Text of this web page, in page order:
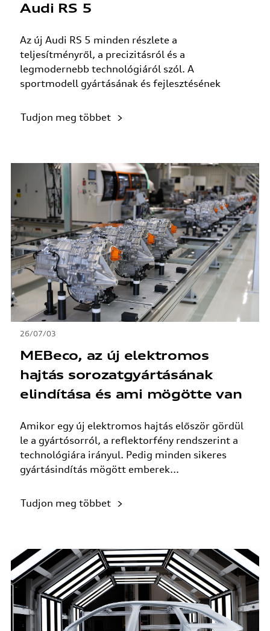
Audi RS 5
Az új Audi RS 5 minden részlete a
teljesítményről, a precizitásról és a
legmodernebb technológiáról szól. A
sportmodell gyártásának és fejlesztésének
Tudjon meg többet
26/07/03
MEBeco, az új elektromos
hajtás sorozatgyártásának
elindítása és ami mögötte van
Amikor egy új elektromos hajtás először gördül
le a gyártósorról, a reflektorfény rendszerint a
technológiára irányul. Pedig minden sikeres
gyártásindítás mögött emberek...
Tudjon meg többet